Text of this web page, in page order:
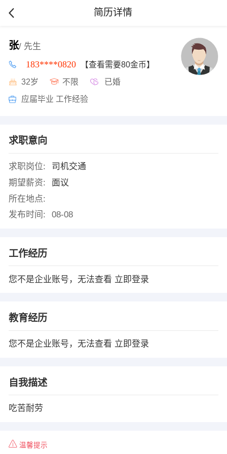
简历详情
张/ 先生
183****0820 【查看需要80金币】
32岁 不限 已婚
应届毕业 工作经验
求职意向
求职岗位:
司机交通
期望薪资:
面议
所在地点:
发布时间:
08-08
工作经历
您不是企业账号，无法查看 立即登录
教育经历
您不是企业账号，无法查看 立即登录
自我描述
吃苦耐劳
温馨提示